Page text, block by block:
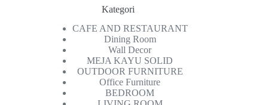
Kategori
CAFE AND RESTAURANT
Dining Room
Wall Decor
MEJA KAYU SOLID
OUTDOOR FURNITURE
Office Furniture
BEDROOM